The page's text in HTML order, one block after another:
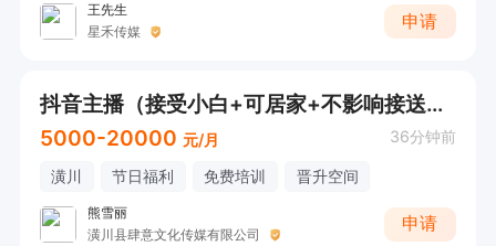
王先生
星禾传媒
申请
抖音主播（接受小白+可居家+不影响接送小孩）
5000-20000 元/月 36分钟前
潢川 节日福利 免费培训 晋升空间
熊雪丽
潢川县肆意文化传媒有限公司
申请